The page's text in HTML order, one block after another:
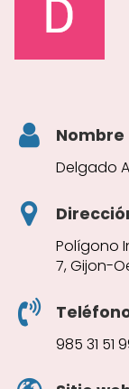
Nombre
Delgado
Polígono
7, Gijon-
985 31 51